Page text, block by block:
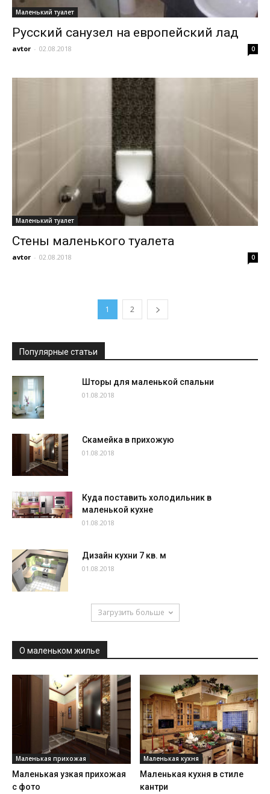
Маленький туалет
Русский санузел на европейский лад
avtor - 02.08.2018 0
Маленький туалет
Стены маленького туалета
avtor - 02.08.2018 0
1 2
Популярные статьи
Шторы для маленькой спальни
01.08.2018
Скамейка в прихожую
01.08.2018
Куда поставить холодильник в
маленькой кухне
01.08.2018
Дизайн кухни 7 кв. м
01.08.2018
Загрузить больше
О маленьком жилье
Маленькая прихожая
Маленькая узкая прихожая
с фото
Маленькая кухня
Маленькая кухня в стиле
кантри